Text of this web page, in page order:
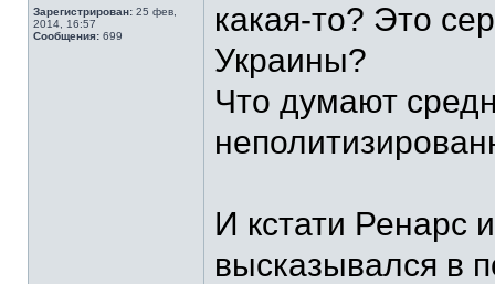
Зарегистрирован: 25 фев,
2014, 16:57
Сообщения: 699
какая-то? Это
Украины?
Что думают
И кстати Ренарс
высказывался в